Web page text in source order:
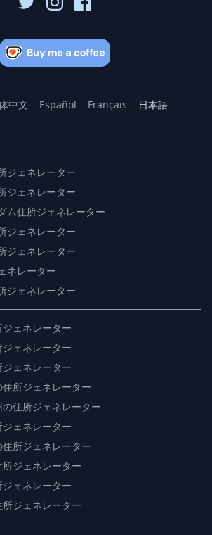
中文 Español Français 日本語
ジェネレーター
ジェネレーター
ム住所ジェネレーター
ジェネレーター
ジェネレーター
ネレーター
ジェネレーター
ェネレーター
ェネレーター
ェネレーター
所ジェネレーター
住所ジェネレーター
ェネレーター
所ジェネレーター
ジェネレーター
ェネレーター
ジェネレーター